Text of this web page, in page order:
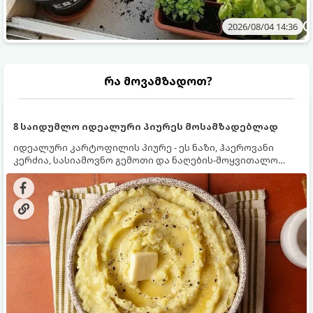
2026/08/04 14:36
რა მოვამზადოთ?
8 საიდუმლო იდეალური პიურეს მოსამზადებლად
იდეალური კარტოფილის პიურე - ეს ნაზი, ჰაეროვანი
კერძია, სასიამოვნო გემოთი და ნაღების-მოყვითალო
ფერით. მისი მომზადება ძალიან მარტივია, მაგრამ
არსებობს რამდენიმე საიდუმლო, რომლებიც უნდა
იცოდეთ, რომ პიურე იდეალურად გემრიელი გამოვიდეს.